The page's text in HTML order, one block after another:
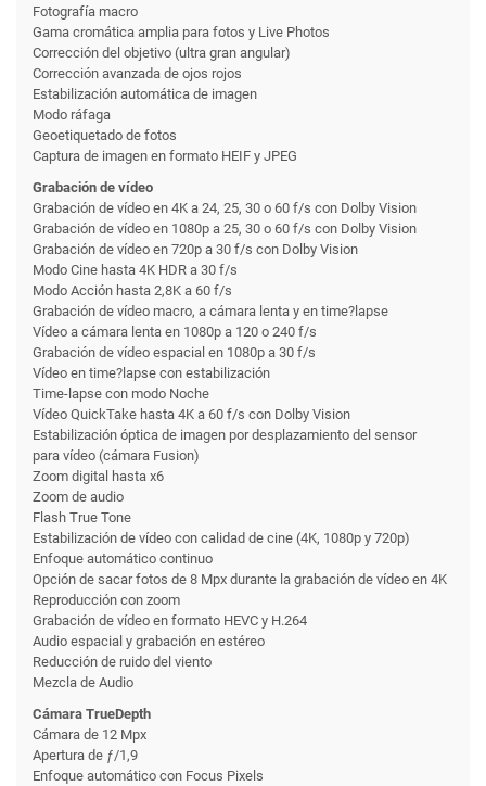
Fotografía macro
Gama cromática amplia para fotos y Live Photos
Corrección del objetivo (ultra gran angular)
Corrección avanzada de ojos rojos
Estabili­zación automática de imagen
Modo ráfaga
Geoetiquetado de fotos
Captura de imagen en formato HEIF y JPEG
Grabación de vídeo
Grabación de vídeo en 4K a 24, 25, 30 o 60 f/s con Dolby Vision
Grabación de vídeo en 1080p a 25, 30 o 60 f/s con Dolby Vision
Grabación de vídeo en 720p a 30 f/s con Dolby Vision
Modo Cine hasta 4K HDR a 30 f/s
Modo Acción hasta 2,8K a 60 f/s
Grabación de vídeo macro, a cámara lenta y en time?lapse
Vídeo a cámara lenta en 1080p a 120 o 240 f/s
Grabación de vídeo espacial en 1080p a 30 f/s
Vídeo en time?lapse con estabili­zación
Time-lapse con modo Noche
Vídeo QuickTake hasta 4K a 60 f/s con Dolby Vision
Estabili­zación óptica de imagen por desplazamiento del sensor
para vídeo (cámara Fusion)
Zoom digital hasta x6
Zoom de audio
Flash True Tone
Estabili­zación de vídeo con calidad de cine (4K, 1080p y 720p)
Enfoque automático continuo
Opción de sacar fotos de 8 Mpx durante la grabación de vídeo en 4K
Reproducción con zoom
Grabación de vídeo en formato HEVC y H.264
Audio espacial y grabación en estéreo
Reducción de ruido del viento
Mezcla de Audio
Cámara TrueDepth
Cámara de 12 Mpx
Apertura de ƒ/1,9
Enfoque automático con Focus Pixels